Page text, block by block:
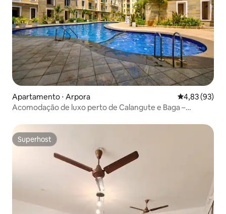
Apartamento ⋅ Arpora 4,83 de uma
4,83 (93)
Acomodação de luxo perto de Calangute e Baga –
Superhost
Superhost